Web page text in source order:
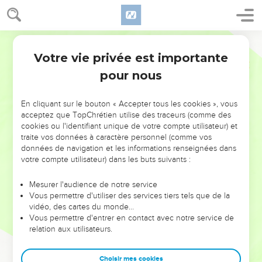
NE MANQUEZ PAS L’ÉVÉNEMENT
DE L’ANNÉE !
ET SI LEURS ERREURS POUVAIENT VOUS ÉVITER LES
VOTRES ?
leur foi ou leur vision. Mais on voit moins les doutes, les erreurs
et les saisons difficiles qu'ils ont traversés, alors même que ce
sont elles qui les ont façonnés.
Dans cette conférence, leaders, entrepreneurs, et responsables
clés pour avancer avec plus de sagesse afin que leurs erreurs
Votre vie privée est importante
pour nous
En cliquant sur le bouton « Accepter tous les cookies », vous
acceptez que TopChrétien utilise des traceurs (comme des
cookies ou l'identifiant unique de votre compte utilisateur) et
traite vos données à caractère personnel (comme vos
données de navigation et les informations renseignées dans
votre compte utilisateur) dans les buts suivants :
Mesurer l'audience de notre service
Vous permettre d'utiliser des services tiers tels que de la
vidéo, des cartes du monde…
Vous permettre d'entrer en contact avec notre service de
relation aux utilisateurs.
Choisir mes cookies